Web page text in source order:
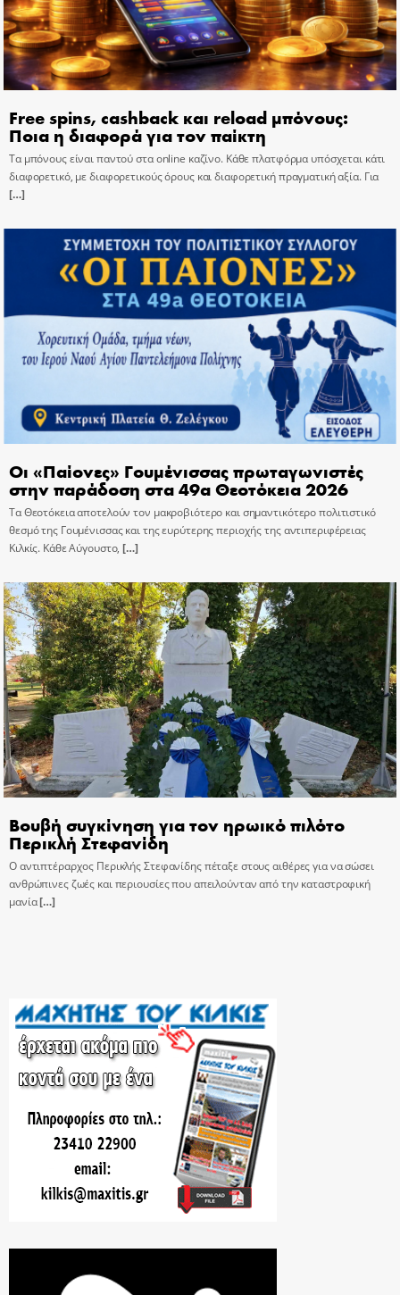
Free spins, cashback και reload μπόνους:
Ποια η διαφορά για τον παίκτη
Τα μπόνους είναι παντού στα online καζίνο. Κάθε πλατφόρμα υπόσχεται κάτι
διαφορετικό, με διαφορετικούς όρους και διαφορετική πραγματική αξία. Για
[…]
Οι «Παίονες» Γουμένισσας πρωταγωνιστές
στην παράδοση στα 49α Θεοτόκεια 2026
Τα Θεοτόκεια αποτελούν τον μακροβιότερο και σημαντικότερο πολιτιστικό
θεσμό της Γουμένισσας και της ευρύτερης περιοχής της αντιπεριφέρειας
Κιλκίς. Κάθε Αύγουστο, […]
Βουβή συγκίνηση για τον ηρωικό πιλότο
Περικλή Στεφανίδη
Ο αντιπτέραρχος Περικλής Στεφανίδης πέταξε στους αιθέρες για να σώσει
ανθρώπινες ζωές και περιουσίες που απειλούνταν από την καταστροφική
μανία[…]